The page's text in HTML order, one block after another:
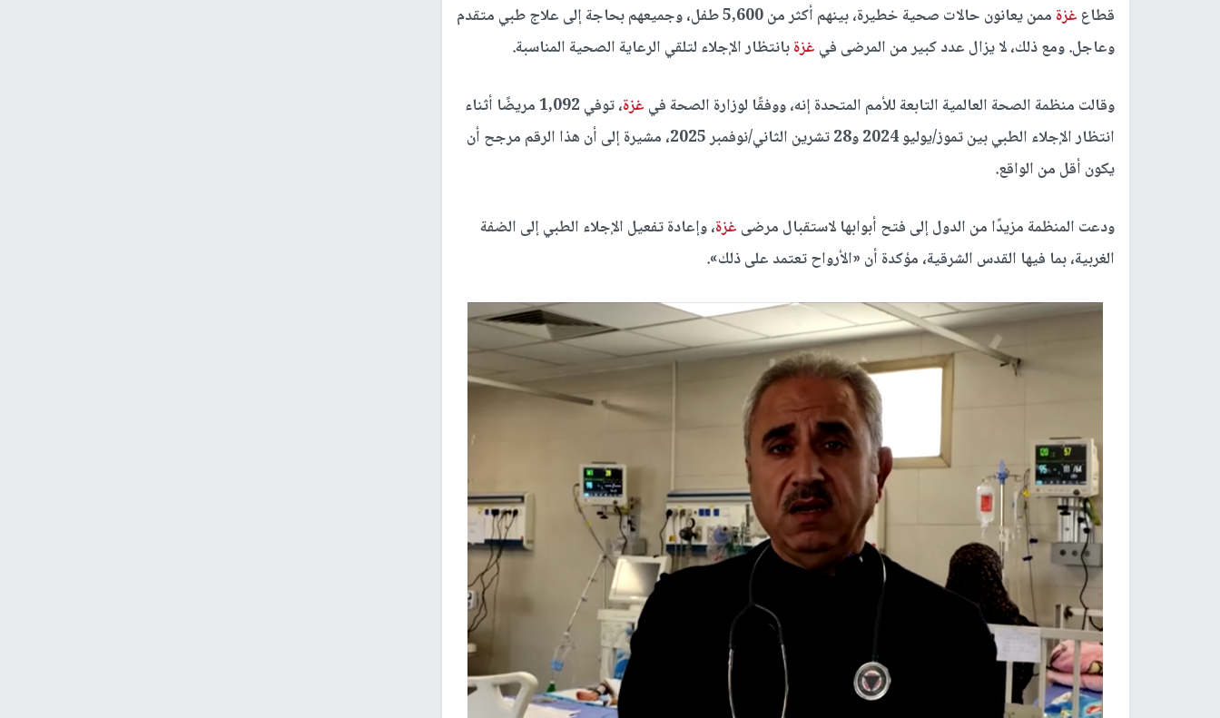
قطاع غزة
ممن يعانون حالات صحية خطيرة، بينهم أكثر من 5,600 طفل، وجميعهم بحاجة إلى علاج طبي متقدم
وعاجل. ومع ذلك، لا يزال عدد كبير من المرضى في غزةبانتظار الإجلاء لتلقي الرعاية الصحية المناسبة.
وقالت منظمة الصحة العالمية التابعة للأمم المتحدة إنه، ووفقًا لوزارة الصحة في غزة
، توفي 1,092 مريضًا أثناء
انتظار الإجلاء الطبي بين تموز/يوليو 2024 و28 تشرين الثاني/نوفمبر 2025، مشيرة إلى أن هذا الرقم مرجح أن
يكون أقل من الواقع.
ودعت المنظمة مزيدًا من الدول إلى فتح أبوابها لاستقبال مرضى غزة، وإعادة تفعيل الإجلاء الطبي إلى الضفة
الغربية، بما فيها القدس الشرقية، مؤكدة أن «الأرواح تعتمد على ذلك».